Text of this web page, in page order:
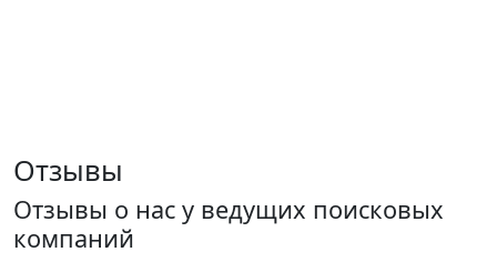
Отзывы
Отзывы о нас у ведущих поисковых
компаний